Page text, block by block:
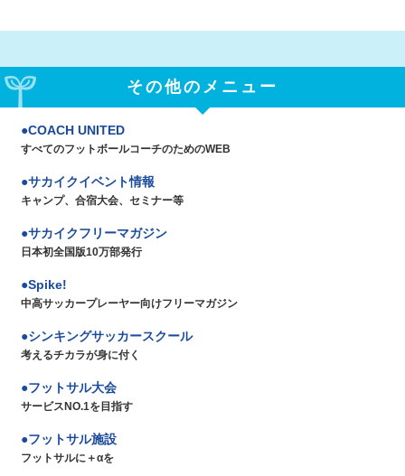
その他のメニュー
COACH UNITED
すべてのフットボールコーチのためのWEB
サカイクイベント情報
キャンプ、合宿大会、セミナー等
サカイクフリーマガジン
日本初全国版10万部発行
Spike!
中高サッカープレーヤー向けフリーマガジン
シンキングサッカースクール
考えるチカラが身に付く
フットサル大会
サービスNO.1を目指す
フットサル施設
フットサルに＋αを